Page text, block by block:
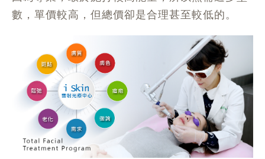
數，單價較高，但總價卻是合理甚至較低的。